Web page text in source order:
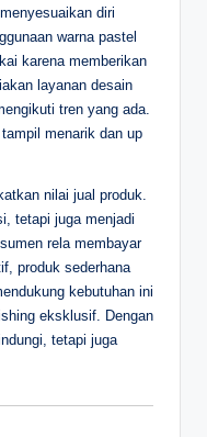
diri
warna pastel
karena memberikan
layanan desain
tren yang ada.
menarik dan up
nilai jual produk.
tetapi juga menjadi
rela membayar
produk sederhana
kebutuhan ini
eksklusif. Dengan
tetapi juga